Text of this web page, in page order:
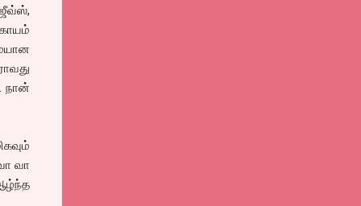
ஜீவ்ஸ்,
நான்
வா